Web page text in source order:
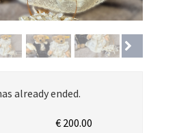
already ended.
€ 200.00